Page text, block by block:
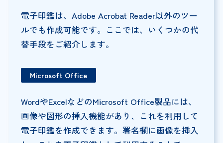
電子印鑑は、Adobe Acrobat Reader以外のツー
ルでも作成可能です。ここでは、いくつかの代
替手段をご紹介します。
Microsoft Office
WordやExcelなどのMicrosoft Office製品には、
画像や図形の挿入機能があり、これを利用して
電子印鑑を作成できます。署名欄に画像を挿入